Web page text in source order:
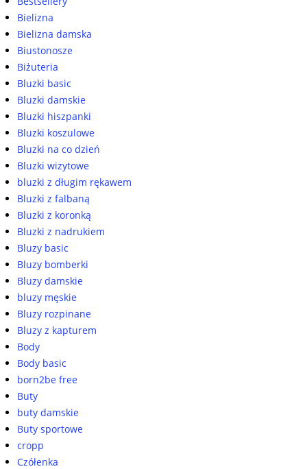
Bielizna
Bielizna damska
Biustonosze
Biżuteria
Bluzki basic
Bluzki damskie
Bluzki hiszpanki
Bluzki koszulowe
Bluzki na co dzień
Bluzki wizytowe
bluzki z długim rękawem
Bluzki z falbaną
Bluzki z koronką
Bluzki z nadrukiem
Bluzy basic
Bluzy bomberki
Bluzy damskie
bluzy męskie
Bluzy rozpinane
Bluzy z kapturem
Body
Body basic
born2be free
Buty
buty damskie
Buty sportowe
cropp
Czółenka